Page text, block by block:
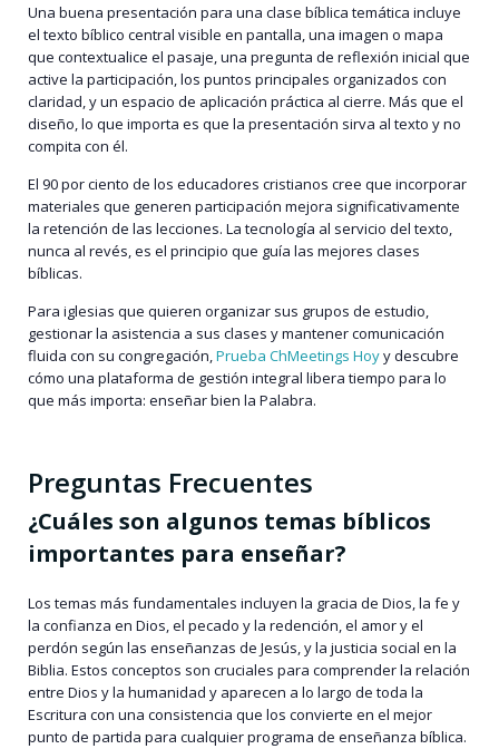
Una buena presentación para una clase bíblica temática incluye
el texto bíblico central visible en pantalla, una imagen o mapa
que contextualice el pasaje, una pregunta de reflexión inicial que
active la participación, los puntos principales organizados con
claridad, y un espacio de aplicación práctica al cierre. Más que el
diseño, lo que importa es que la presentación sirva al texto y no
compita con él.
El 90 por ciento de los educadores cristianos cree que incorporar
materiales que generen participación mejora significativamente
la retención de las lecciones. La tecnología al servicio del texto,
nunca al revés, es el principio que guía las mejores clases
bíblicas.
Para iglesias que quieren organizar sus grupos de estudio,
gestionar la asistencia a sus clases y mantener comunicación
fluida con su congregación,Prueba ChMeetings Hoyy descubre
cómo una plataforma de gestión integral libera tiempo para lo
que más importa: enseñar bien la Palabra.
Preguntas Frecuentes
¿Cuáles son algunos temas bíblicos
importantes para enseñar?
Los temas más fundamentales incluyen la gracia de Dios, la fe y
la confianza en Dios, el pecado y la redención, el amor y el
perdón según las enseñanzas de Jesús, y la justicia social en la
Biblia. Estos conceptos son cruciales para comprender la relación
entre Dios y la humanidad y aparecen a lo largo de toda la
Escritura con una consistencia que los convierte en el mejor
punto de partida para cualquier programa de enseñanza bíblica.